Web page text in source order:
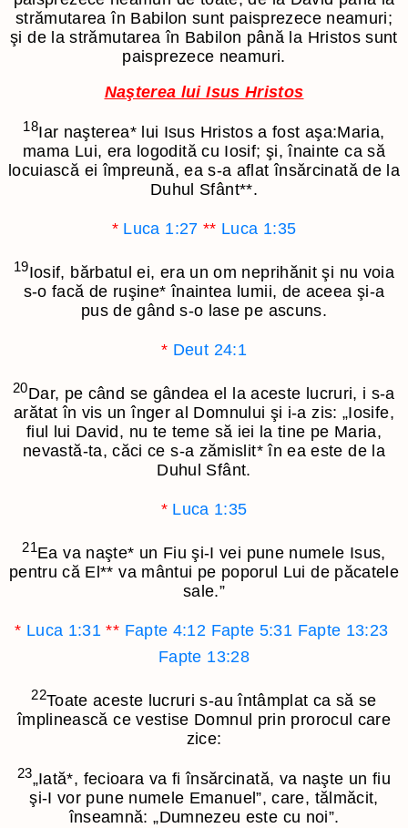
strămutarea în Babilon sunt paisprezece neamuri;
şi de la strămutarea în Babilon până la Hristos sunt
paisprezece neamuri.
Naşterea lui Isus Hristos
18Iar naşterea*lui Isus Hristos a fost aşa:Maria,
mama Lui, era logodită cu Iosif; şi, înainte ca să
locuiască ei împreună, ea s-a aflat însărcinată de la
Duhul Sfânt**.
* Luca 1:27 ** Luca 1:35
19Iosif, bărbatul ei, era un om neprihănit şi nu voia
s-o facă de ruşine* înaintea lumii, de aceea şi-a
pus de gând s-o lase pe ascuns.
* Deut 24:1
20Dar, pe când se gândea el la aceste lucruri, i s-a
arătat în vis un înger al Domnului şi i-a zis: „Iosife,
fiul lui David, nu te teme să iei la tine pe Maria,
nevastă-ta, căci ce s-a zămislit*în ea este de la
Duhul Sfânt.
* Luca 1:35
21Ea va naşte* un Fiu şi-I vei pune numele Isus,
pentru că El** va mântui pe poporul Lui de păcatele
sale.”
* Luca 1:31 ** Fapte 4:12 Fapte 5:31 Fapte 13:23
Fapte 13:28
22Toate aceste lucruri s-au întâmplat ca să se
împlinească ce vestise Domnul prin prorocul care
zice:
23„Iată*, fecioara va fi însărcinată, va naşte un fiu
şi-I vor pune numele Emanuel”, care, tălmăcit,
înseamnă: „Dumnezeu este cu noi”.